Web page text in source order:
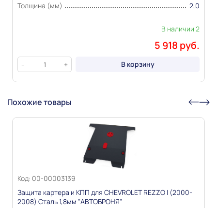
Толщина (мм)
2,0
В наличии 2
5 918 руб.
- + В корзину
Похожие товары
Код: 00-00003139
Защита картера и КПП для CHEVROLET REZZO I (2000-
2008) Сталь 1,8мм "АВТОБРОНЯ"